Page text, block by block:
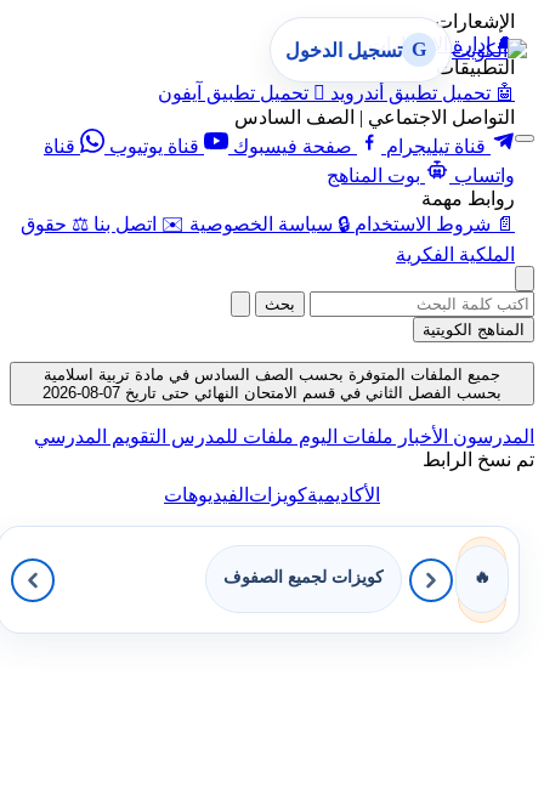
الإشعارات
🔔 إدارة الإشعارات
التطبيقات
🤖 تحميل تطبيق أندرويد  تحميل تطبيق آيفون
التواصل الاجتماعي | الصف السادس
قناة تيليجرام
صفحة فيسبوك قناة يوتيوب
قناة
واتساب
بوت المناهج
روابط مهمة
📄 شروط الاستخدام 🔒 سياسة الخصوصية ✉️ اتصل بنا ⚖️ حقوق
الملكية الفكرية
G تسجيل الدخول
بحث
المناهج الكويتية
جميع الملفات المتوفرة بحسب الصف السادس في مادة تربية اسلامية
بحسب الفصل الثاني في قسم الامتحان النهائي حتى تاريخ 07-08-2026
المدرسون الأخبار ملفات اليوم ملفات للمدرس التقويم المدرسي
تم نسخ الرابط
الأكاديميةكويزاتالفيديوهات
🔥 كويزات لجميع الصفوف